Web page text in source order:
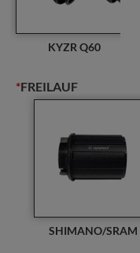
KYZR Q60
*FREILAUF
SHIMANO/SRAM